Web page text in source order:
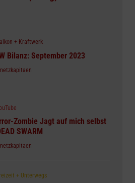
+ Kraftwerk
Bilanz: September 2023
netzkapitaen
Zombie Jagt auf mich selbst
SWARM
netzkapitaen
+ Unterwegs